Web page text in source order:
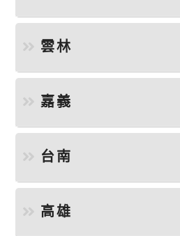
雲林
嘉義
台南
高雄